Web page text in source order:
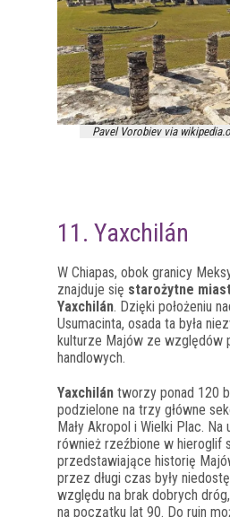
Pavel Vorobiev via
11. Yaxchilán
W Chiapas, obok granicy
znajduje się starożytne
Yaxchilán. Dzięki położeniu
Usumacinta, osada ta była
kulturze Majów ze względów
handlowych.
Yaxchilán tworzy ponad 120
podzielone na trzy główne
Mały Akropol i Wielki Plac. Na
również rzeźbione w hieroglif
przedstawiające historię
przez długi czas były
względu na brak dobrych
na początku lat 90. Do ruin